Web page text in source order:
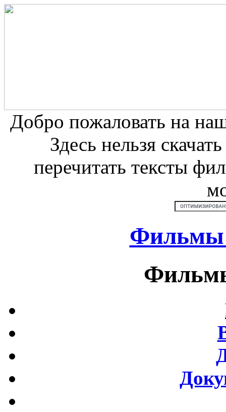
Добро пожаловать на
Здесь нельзя
перечитать тексты
Фильмы